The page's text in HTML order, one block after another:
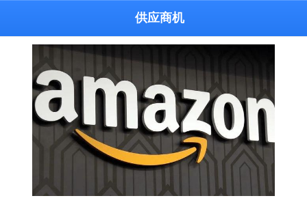
供应商机